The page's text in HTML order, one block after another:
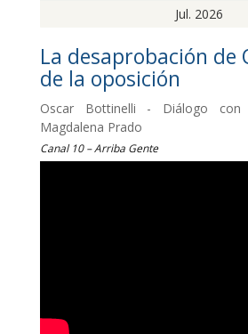
Jul. 2026
La desaprobación de
de la oposición
Oscar Bottinelli - Diálogo
Magdalena Prado
Canal 10 – Arriba Gente